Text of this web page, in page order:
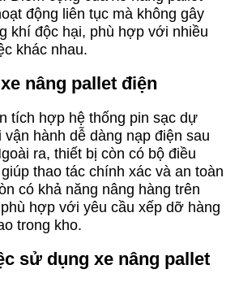
động liên tục mà không gây
khí độc hại, phù hợp với nhiều
khác nhau.
nâng pallet điện
tích hợp hệ thống pin sạc dự
hành dễ dàng nạp điện sau
ra, thiết bị còn có bộ điều
thao tác chính xác và an toàn
có khả năng nâng hàng trên
hợp với yêu cầu xếp dỡ hàng
trong kho.
sử dụng xe nâng pallet